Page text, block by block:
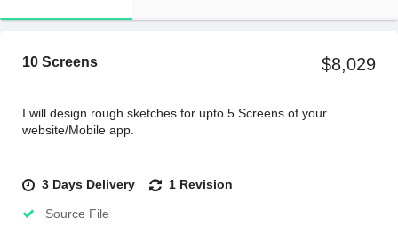
10 Screens $8,029
I will design rough sketches for upto 5 Screens of your
website/Mobile app.
3 Days Delivery 1 Revision
Source File